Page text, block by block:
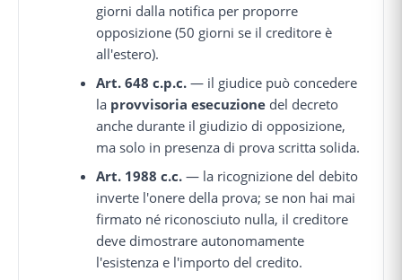
giorni dalla notifica per proporre
opposizione (50 giorni se il creditore è
all'estero).
Art. 648 c.p.c. — il giudice può concedere
la provvisoria esecuzione del decreto
anche durante il giudizio di opposizione,
ma solo in presenza di prova scritta solida.
Art. 1988 c.c. — la ricognizione del debito
inverte l'onere della prova; se non hai mai
firmato né riconosciuto nulla, il creditore
deve dimostrare autonomamente
l'esistenza e l'importo del credito.